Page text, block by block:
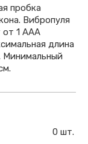
пробка
Вибропуля
от 1 ААА
длина
Минимальный
0 шт.